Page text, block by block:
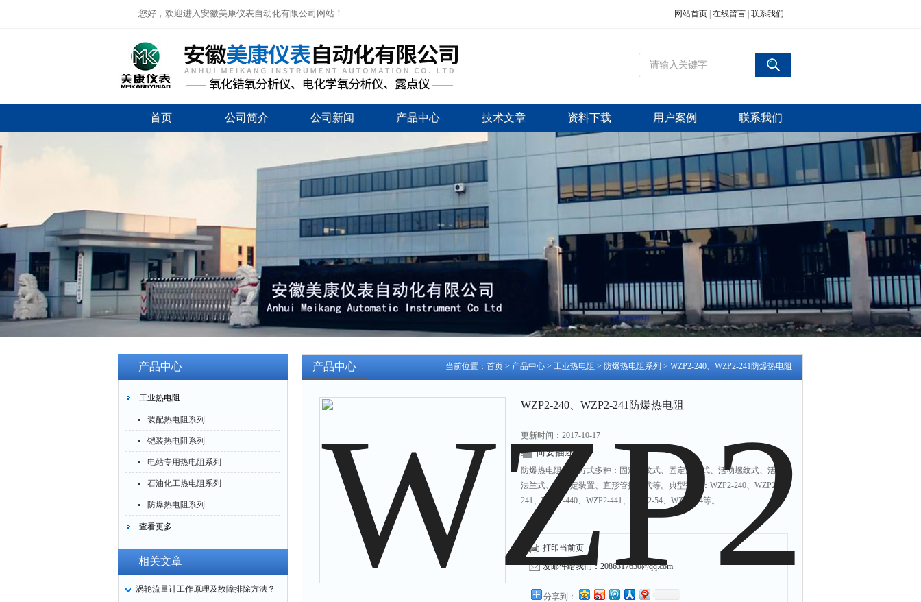
您好，欢迎进入安徽美康仪表自动化有限公司网站！ 网站首页 在线留言 联系我们
首页 公司简介 公司新闻 产品中心 技术文章 资料下载 用户案例 联系我们
产品中心
工业热电阻
装配热电阻系列
铠装热电阻系列
电站专用热电阻系列
石油化工热电阻系列
防爆热电阻系列
查看更多
相关文章
涡轮流量计工作原理及故障排除方法？
当前位置： 首页 > 产品中心 > 工业热电阻 > 防爆热电阻系列 > WZP2-240、WZP2-241防爆热电阻
产品中心
WZP2-240、WZP2-241防爆热电阻
更新时间：2017-10-17
简要描述：
防爆热电阻安装方式多种：固定螺纹式、固定法兰式、活动螺纹式、活动
法兰式、无固定装置、直形管接头式等。典型型号：WZP2-240、WZP2-
241、WZP2-440、WZP2-441、WZP2-54、WZP2-74等。
打印当前页
发邮件给我们：2086317630@qq.com
分享到：